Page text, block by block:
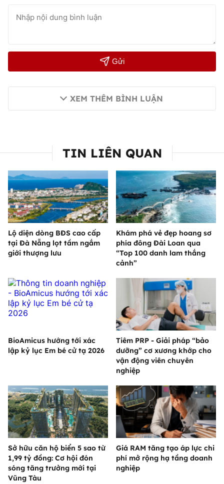
Gửi
XEM THÊM BÌNH LUẬN
TIN LIÊN QUAN
Lộ diện dòng BĐS cao cấp
tại Đà Nẵng lọt tầm ngắm
giới thượng lưu
Khám phá vẻ đẹp hoang sơ
phía đông Đài Loan qua
“Top 100 danh lam thắng
cảnh”
BioAmicus hướng tới xác
lập kỷ lục Em bé cử tạ 2026
Tiêm PRP - Giải pháp “bảo
dưỡng” cơ xương khớp cho
vận động viên chuyên
nghiệp
Sở hữu căn hộ biển 5 sao từ
1,99 tỷ đồng: Cơ hội đón
sóng tăng trưởng mới tại
Vũng Tàu
Giá RAM tăng tạo áp lực chi
phí mở rộng hạ tầng doanh
nghiệp